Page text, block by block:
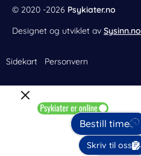
© 2020 -2026 Psykiater.no
Designet og utviklet av Sysinn.no
Sidekart Personvern
Bestill time
Skriv til oss